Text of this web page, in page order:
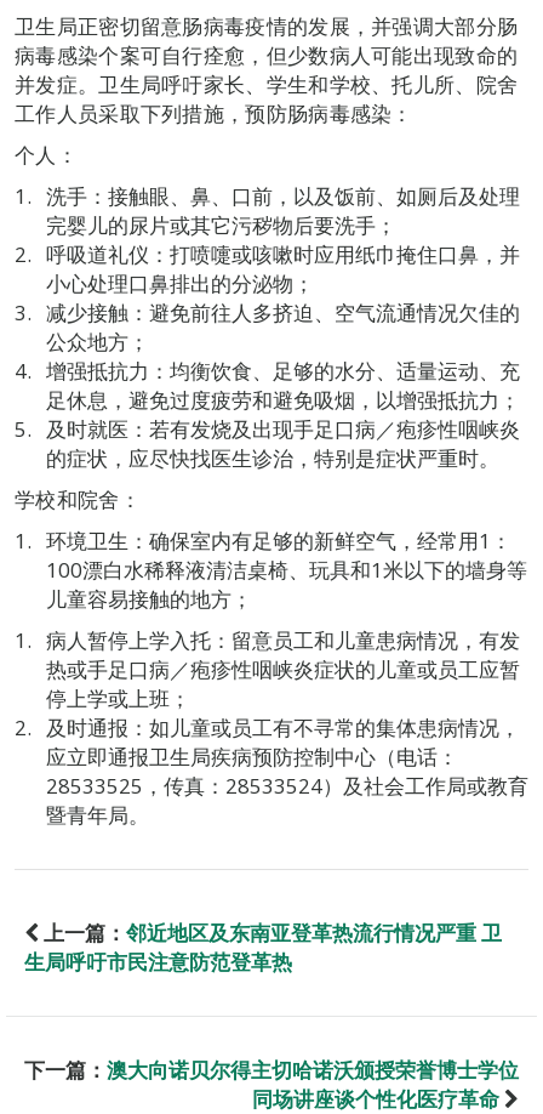
卫生局正密切留意肠病毒疫情的发展，并强调大部分肠
病毒感染个案可自行痊愈，但少数病人可能出现致命的
并发症。卫生局呼吁家长、学生和学校、托儿所、院舍
工作人员采取下列措施，预防肠病毒感染：
个人：
洗手：接触眼、鼻、口前，以及饭前、如厕后及处理
完婴儿的尿片或其它污秽物后要洗手；
呼吸道礼仪：打喷嚏或咳嗽时应用纸巾掩住口鼻，并
小心处理口鼻排出的分泌物；
减少接触：避免前往人多挤迫、空气流通情况欠佳的
公众地方；
增强抵抗力：均衡饮食、足够的水分、适量运动、充
足休息，避免过度疲劳和避免吸烟，以增强抵抗力；
及时就医：若有发烧及出现手足口病／疱疹性咽峡炎
的症状，应尽快找医生诊治，特别是症状严重时。
学校和院舍：
环境卫生：确保室内有足够的新鲜空气，经常用1：
100漂白水稀释液清洁桌椅、玩具和1米以下的墙身等
儿童容易接触的地方；
病人暂停上学入托：留意员工和儿童患病情况，有发
热或手足口病／疱疹性咽峡炎症状的儿童或员工应暂
停上学或上班；
及时通报：如儿童或员工有不寻常的集体患病情况，
应立即通报卫生局疾病预防控制中心（电话：
28533525，传真：28533524）及社会工作局或教育
暨青年局。
上一篇： 邻近地区及东南亚登革热流行情况严重 卫
生局呼吁市民注意防范登革热
下一篇： 澳大向诺贝尔得主切哈诺沃颁授荣誉博士学位
同场讲座谈个性化医疗革命